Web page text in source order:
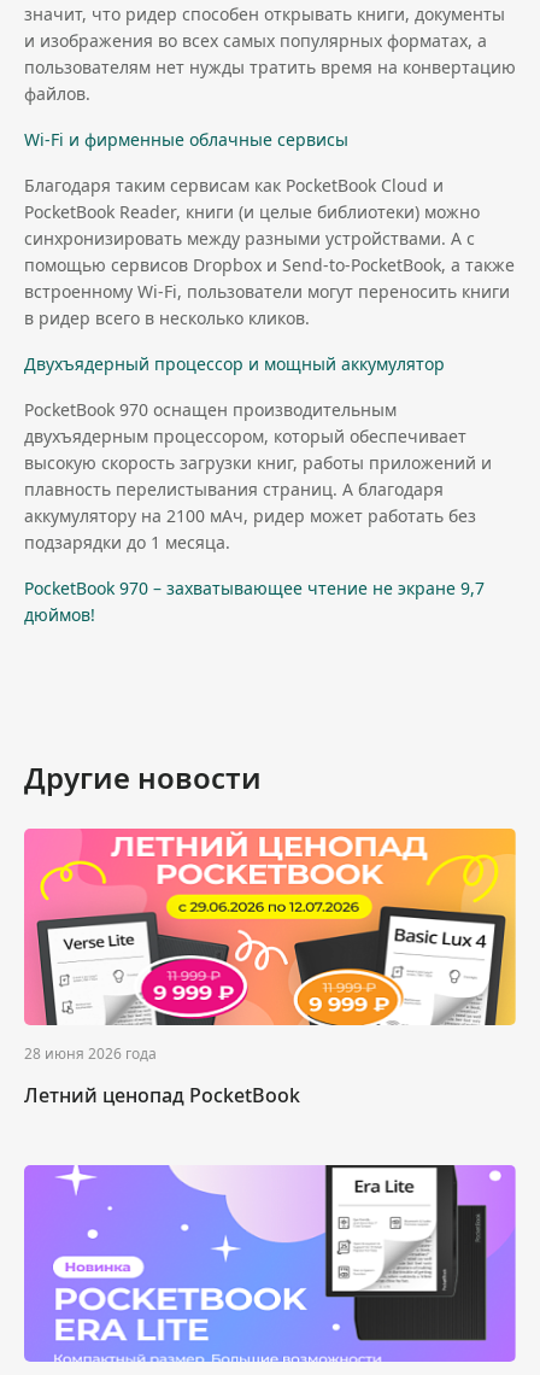
значит, что ридер способен открывать книги, документы
и изображения во всех самых популярных форматах, а
пользователям нет нужды тратить время на конвертацию
файлов.
Wi-Fi и фирменные облачные сервисы
Благодаря таким сервисам как PocketBook Cloud и
PocketBook Reader, книги (и целые библиотеки) можно
синхронизировать между разными устройствами. А с
помощью сервисов Dropbox и Send-to-PocketBook, а также
встроенному Wi-Fi, пользователи могут переносить книги
в ридер всего в несколько кликов.
Двухъядерный процессор и мощный аккумулятор
PocketBook 970 оснащен производительным
двухъядерным процессором, который обеспечивает
высокую скорость загрузки книг, работы приложений и
плавность перелистывания страниц. А благодаря
аккумулятору на 2100 мАч, ридер может работать без
подзарядки до 1 месяца.
PocketBook 970 – захватывающее чтение не экране 9,7
дюймов!
Другие новости
28 июня 2026 года
Летний ценопад PocketBook